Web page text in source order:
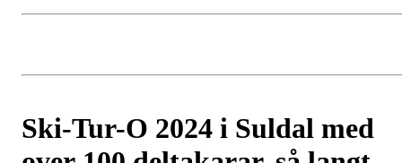
Ski-Tur-O 2024 i Suldal med